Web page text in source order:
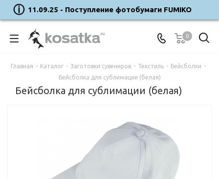
11.09.25 - Поступление фотобумаги FUMIKO
0
Главная - Каталог - Заготовки сувениров - Текстиль - Бейсболки -
Бейсболка для сублимации (белая)
Бейсболка для сублимации (белая)